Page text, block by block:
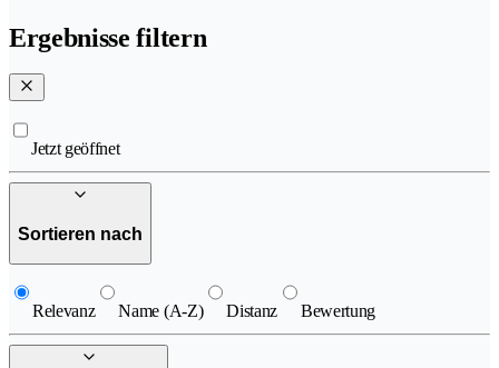
Ergebnisse filtern
Jetzt geöffnet
Sortieren nach
Relevanz Name (A-Z) Distanz Bewertung